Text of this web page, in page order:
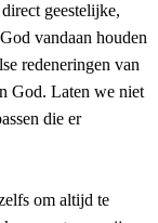
geestelijke,
vandaan houden
redeneringen van
God. Laten we niet
die er
om altijd te